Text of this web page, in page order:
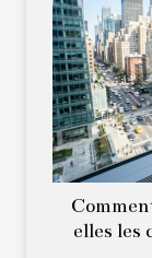
elles les